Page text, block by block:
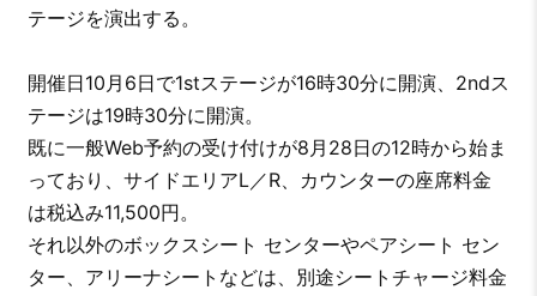
テージを演出する。
開催日10月6日で1stステージが16時30分に開演、2ndス
テージは19時30分に開演。
既に一般Web予約の受け付けが8月28日の12時から始ま
っており、サイドエリアL／R、カウンターの座席料金
は税込み11,500円。
それ以外のボックスシート センターやペアシート セン
ター、アリーナシートなどは、別途シートチャージ料金